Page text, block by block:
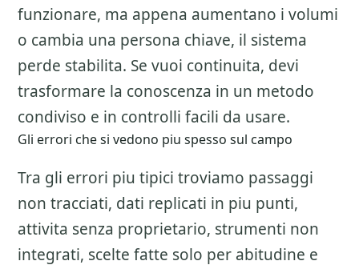
funzionare, ma appena aumentano i volumi
o cambia una persona chiave, il sistema
perde stabilita. Se vuoi continuita, devi
trasformare la conoscenza in un metodo
condiviso e in controlli facili da usare.
Gli errori che si vedono piu spesso sul campo
Tra gli errori piu tipici troviamo passaggi
non tracciati, dati replicati in piu punti,
attivita senza proprietario, strumenti non
integrati, scelte fatte solo per abitudine e